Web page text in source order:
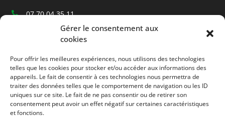
Gérer le consentement aux
cookies
Pour offrir les meilleures expériences, nous utilisons des technologies
telles que les cookies pour stocker et/ou accéder aux informations des
appareils. Le fait de consentir à ces technologies nous permettra de
traiter des données telles que le comportement de navigation ou les ID
uniques sur ce site. Le fait de ne pas consentir ou de retirer son
consentement peut avoir un effet négatif sur certaines caractéristiques
et fonctions.
 07 70 04 35 11
Ecrivez-nous
Orléans, Loiret (45)
Informations
Mentions légales
Suivez-nous